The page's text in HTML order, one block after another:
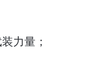
力量；